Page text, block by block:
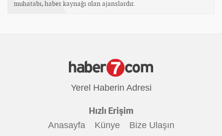
muhatabı, haber kaynağı olan ajanslardır.
Yerel Haberin Adresi
Hızlı Erişim
Anasayfa Künye Bize Ulaşın